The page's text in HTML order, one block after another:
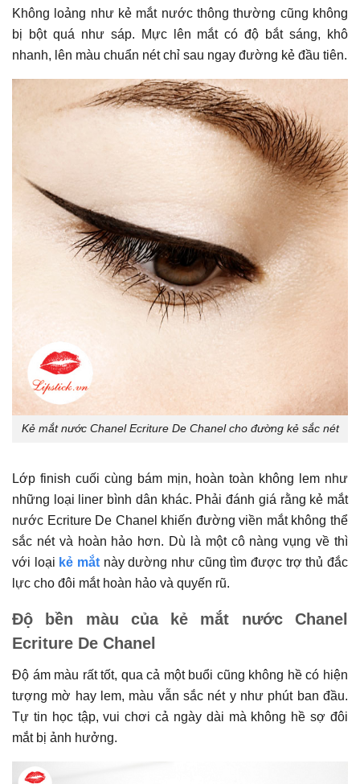
Không loảng như kẻ mắt nước thông thường cũng không
bị bột quá như sáp. Mực lên mắt có độ bắt sáng, khô
nhanh, lên màu chuẩn nét chỉ sau ngay đường kẻ đầu tiên.
Kẻ mắt nước Chanel Ecriture De Chanel cho đường kẻ sắc nét
Lớp finish cuối cùng bám mịn, hoàn toàn không lem như
những loại liner bình dân khác. Phải đánh giá rằng kẻ mắt
nước Ecriture De Chanel khiến đường viền mắt không thể
sắc nét và hoàn hảo hơn. Dù là một cô nàng vụng về thì
với loại kẻ mắt này dường như cũng tìm được trợ thủ đắc
lực cho đôi mắt hoàn hảo và quyến rũ.
Độ bền màu của kẻ mắt nước Chanel
Ecriture De Chanel
Độ ám màu rất tốt, qua cả một buổi cũng không hề có hiện
tượng mờ hay lem, màu vẫn sắc nét y như phút ban đầu.
Tự tin học tập, vui chơi cả ngày dài mà không hề sợ đôi
mắt bị ảnh hưởng.